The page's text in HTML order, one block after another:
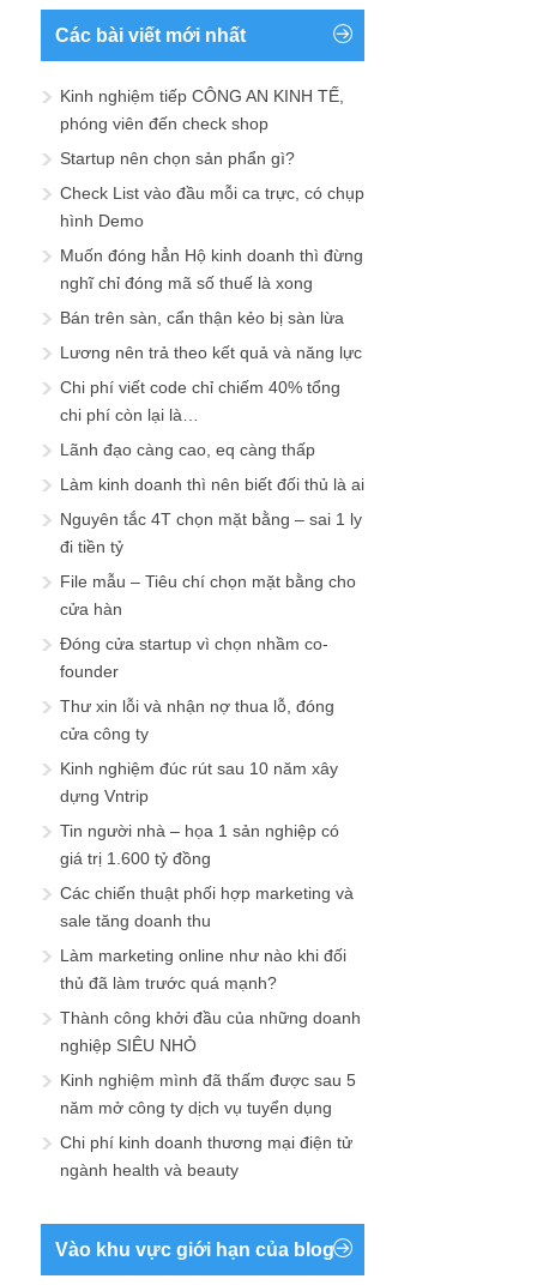
Các bài viết mới nhất
Kinh nghiệm tiếp CÔNG AN KINH TẾ,
phóng viên đến check shop
Startup nên chọn sản phẩn gì?
Check List vào đầu mỗi ca trực, có chụp
hình Demo
Muốn đóng hẳn Hộ kinh doanh thì đừng
nghĩ chỉ đóng mã số thuế là xong
Bán trên sàn, cẩn thận kẻo bị sàn lừa
Lương nên trả theo kết quả và năng lực
Chi phí viết code chỉ chiếm 40% tổng
chi phí còn lại là…
Lãnh đạo càng cao, eq càng thấp
Làm kinh doanh thì nên biết đối thủ là ai
Nguyên tắc 4T chọn mặt bằng – sai 1 ly
đi tiền tỷ
File mẫu – Tiêu chí chọn mặt bằng cho
cửa hàn
Đóng cửa startup vì chọn nhầm co-
founder
Thư xin lỗi và nhận nợ thua lỗ, đóng
cửa công ty
Kinh nghiệm đúc rút sau 10 năm xây
dựng Vntrip
Tin người nhà – họa 1 sản nghiệp có
giá trị 1.600 tỷ đồng
Các chiến thuật phối hợp marketing và
sale tăng doanh thu
Làm marketing online như nào khi đối
thủ đã làm trước quá mạnh?
Thành công khởi đầu của những doanh
nghiệp SIÊU NHỎ
Kinh nghiệm mình đã thấm được sau 5
năm mở công ty dịch vụ tuyển dụng
Chi phí kinh doanh thương mại điện tử
ngành health và beauty
Vào khu vực giới hạn của blog